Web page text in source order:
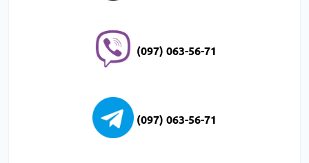
(097) 063-56-71
(097) 063-56-71